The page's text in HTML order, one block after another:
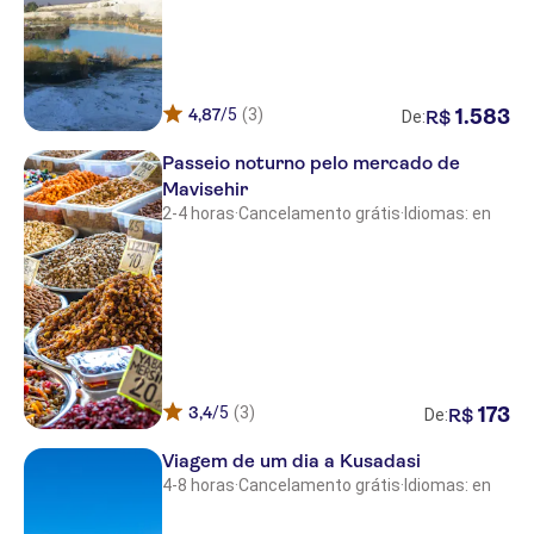
Summer Garden Suites & Beach
Hotel
SMART STAY BEACH
Bendis Beach
Dragut Point Norht Hotel
MANDARIN ORIENTAL HOTEL
TuntasSuites Altinkum
Zera Bodrum
Xanadu Island
LUJO HOTEL
4,87/5 (3) De:R$ 1 .583
Passeio noturno pelo mercado de
Mavisehir
2-4 horas·Cancelamento grátis· Idiomas: en
3,4/5 (3) De:R$ 173
Viagem de um dia a Kusadasi
4-8 horas·Cancelamento grátis· Idiomas: en